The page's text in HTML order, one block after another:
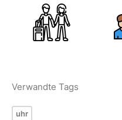
Verwandte Tags
uhr